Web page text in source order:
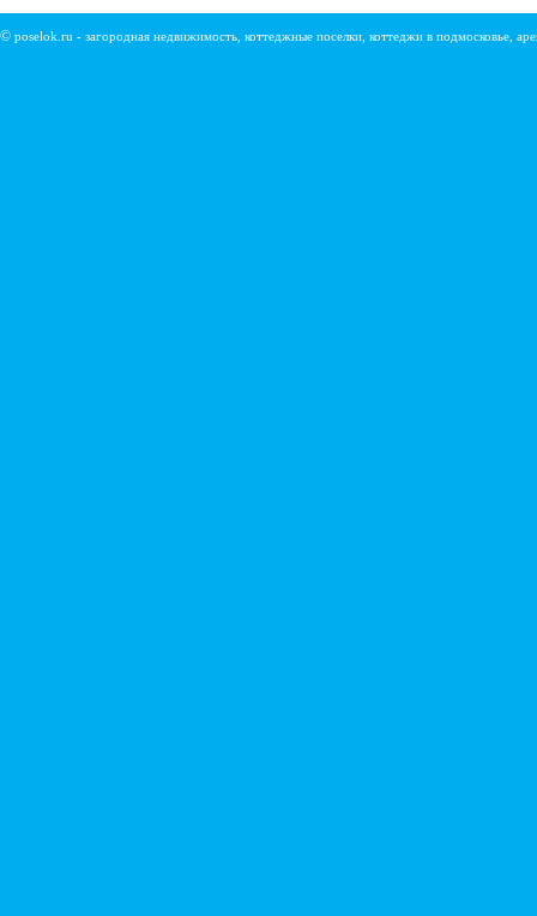
© poselok.ru - загородная недвижимость, коттеджные поселки, коттеджи в подмосковье,